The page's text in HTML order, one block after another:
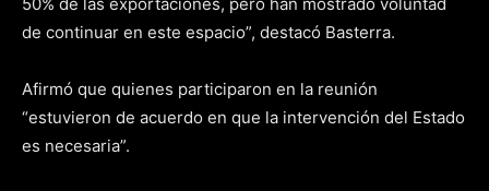
de continuar en este espacio”, destacó Basterra.
Afirmó que quienes participaron en la reunión
“estuvieron de acuerdo en que la intervención del Estado
es necesaria”.